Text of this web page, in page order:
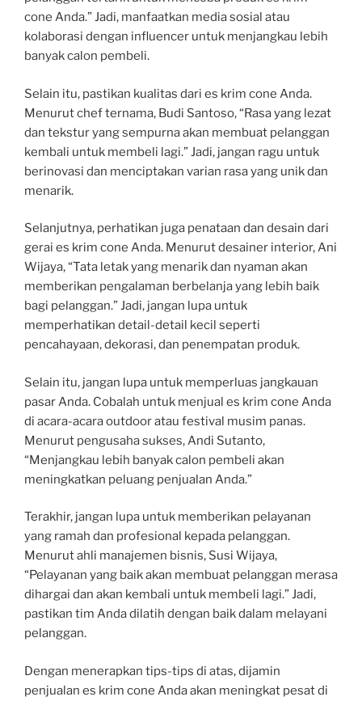
cone Anda.” Jadi, manfaatkan media sosial atau
kolaborasi dengan influencer untuk menjangkau lebih
banyak calon pembeli.
Selain itu, pastikan kualitas dari es krim cone Anda.
Menurut chef ternama, Budi Santoso, “Rasa yang lezat
dan tekstur yang sempurna akan membuat pelanggan
kembali untuk membeli lagi.” Jadi, jangan ragu untuk
berinovasi dan menciptakan varian rasa yang unik dan
menarik.
Selanjutnya, perhatikan juga penataan dan desain dari
gerai es krim cone Anda. Menurut desainer interior, Ani
Wijaya, “Tata letak yang menarik dan nyaman akan
memberikan pengalaman berbelanja yang lebih baik
bagi pelanggan.” Jadi, jangan lupa untuk
memperhatikan detail-detail kecil seperti
pencahayaan, dekorasi, dan penempatan produk.
Selain itu, jangan lupa untuk memperluas jangkauan
pasar Anda. Cobalah untuk menjual es krim cone Anda
di acara-acara outdoor atau festival musim panas.
Menurut pengusaha sukses, Andi Sutanto,
“Menjangkau lebih banyak calon pembeli akan
meningkatkan peluang penjualan Anda.”
Terakhir, jangan lupa untuk memberikan pelayanan
yang ramah dan profesional kepada pelanggan.
Menurut ahli manajemen bisnis, Susi Wijaya,
“Pelayanan yang baik akan membuat pelanggan merasa
dihargai dan akan kembali untuk membeli lagi.” Jadi,
pastikan tim Anda dilatih dengan baik dalam melayani
pelanggan.
Dengan menerapkan tips-tips di atas, dijamin
penjualan es krim cone Anda akan meningkat pesat di